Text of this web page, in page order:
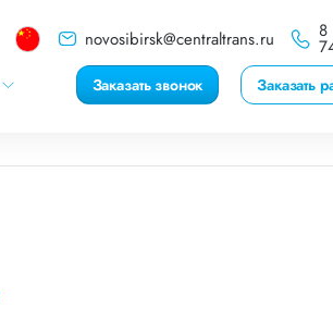
novosibirsk@centraltrans.ru 8
Заказать звонок Заказать